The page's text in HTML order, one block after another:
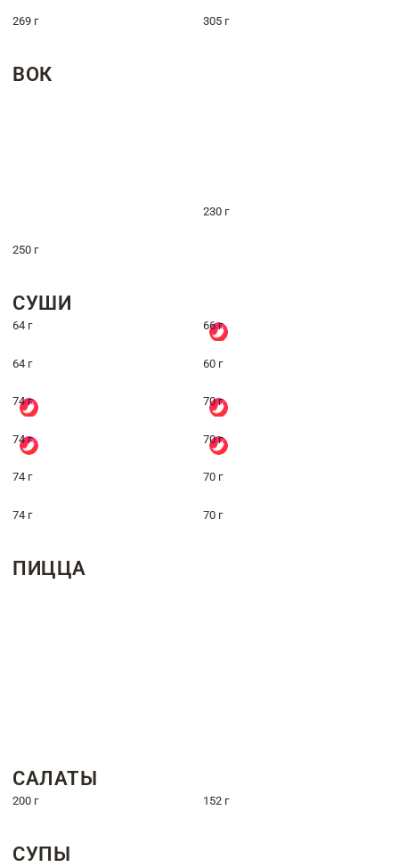
269 г 305 г
ВОК
230 г
250 г
СУШИ
64 г 66 г
64 г 60 г
74 г 70 г
74 г 70 г
74 г 70 г
74 г 70 г
ПИЦЦА
САЛАТЫ
200 г 152 г
СУПЫ